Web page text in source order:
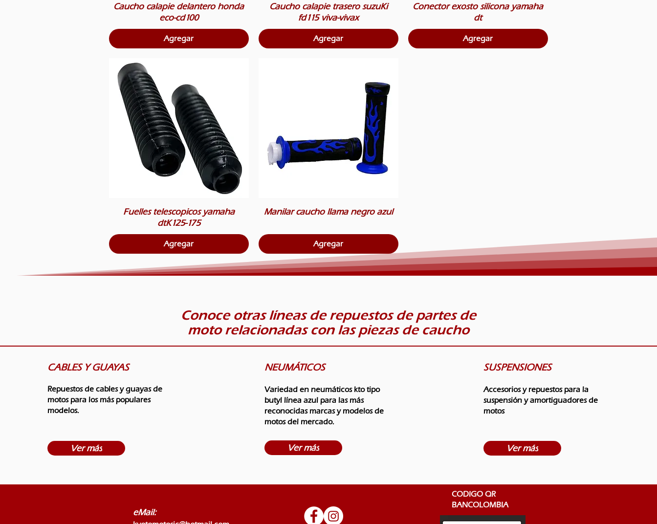
Caucho calapie delantero honda
eco-cd100
Agregar
Caucho calapie trasero suzuKi
fd115 viva-vivax
Agregar
Conector exosto silicona yamaha
dt
Agregar
Fuelles telescopicos yamaha
dtK125-175
Agregar
Manilar caucho llama negro azul
Agregar
Conoce otras líneas de repuestos de partes de
moto relacionadas con las piezas de caucho
CABLES Y GUAYAS
Repuestos de cables y guayas de
motos para los más populares
modelos.
Ver más
NEUMÁTICOS
Variedad en neumáticos kto tipo
butyl línea azul para las más
reconocidas marcas y modelos de
motos del mercado.
Ver más
SUSPENSIONES
Accesorios y repuestos para la
suspensión y amortiguadores de
motos
Ver más
eMail:
CODIGO QR
BANCOLOMBIA